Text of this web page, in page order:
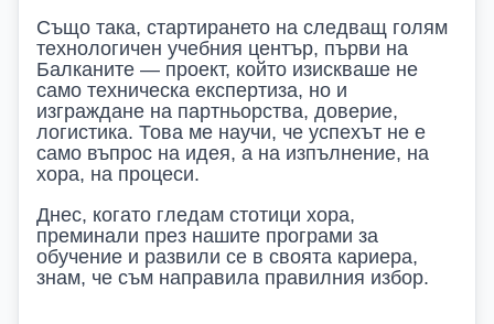
Също така, стартирането на следващ голям
технологичен учебния център, първи на
Балканите — проект, който изискваше не
само техническа експертиза, но и
изграждане на партньорства, доверие,
логистика. Това ме научи, че успехът не е
само въпрос на идея, а на изпълнение, на
хора, на процеси.
Днес, когато гледам стотици хора,
преминали през нашите програми за
обучение и развили се в своята кариера,
знам, че съм направила правилния избор.